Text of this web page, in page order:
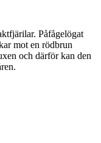
Påfågelögat
mot en rödbrun
och därför kan den